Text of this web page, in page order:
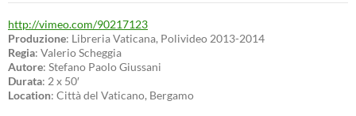
http://vimeo.com/90217123
Produzione: Libreria Vaticana, Polivideo 2013-2014
Regia: Valerio Scheggia
Autore: Stefano Paolo Giussani
Durata: 2 x 50′
Location: Città del Vaticano, Bergamo